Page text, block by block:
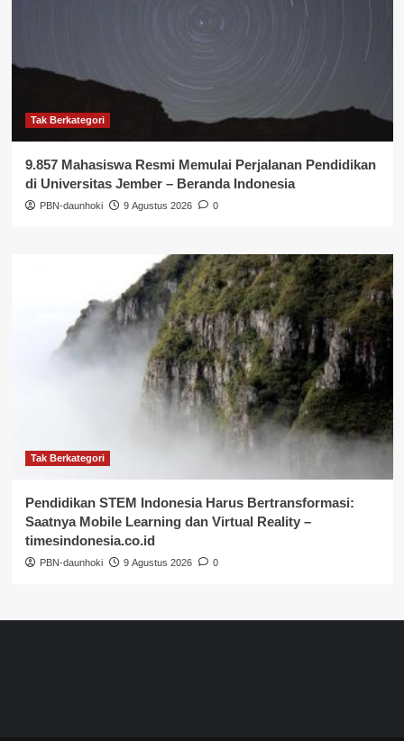
Tak Berkategori
9.857 Mahasiswa Resmi Memulai Perjalanan Pendidikan
di Universitas Jember – Beranda Indonesia
PBN-daunhoki 9 Agustus 2026 0
Tak Berkategori
Pendidikan STEM Indonesia Harus Bertransformasi:
Saatnya Mobile Learning dan Virtual Reality –
timesindonesia.co.id
PBN-daunhoki 9 Agustus 2026 0